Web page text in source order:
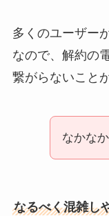
多くのユーザー
なので、解約の
繋がらないこと
なかな
なるべく混雑し